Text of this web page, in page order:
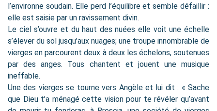
l’environne soudain. Elle perd l’équilibre et semble défaillir :
elle est saisie par un ravissement divin.
Le ciel s’ouvre et du haut des nuées elle voit une échelle
s’élever du sol jusqu’aux nuages; une troupe innombrable de
vierges en parcourent deux à deux les échelons, soutenues
par des anges. Tous chantent et jouent une musique
ineffable.
Une des vierges se tourne vers Angèle et lui dit : « Sache
que Dieu t’a ménagé cette vision pour te révéler qu’avant